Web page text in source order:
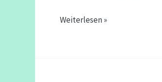
mehr
Weiterlesen »